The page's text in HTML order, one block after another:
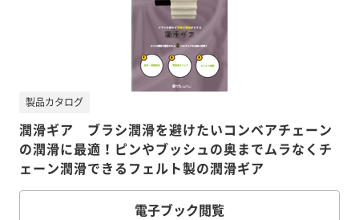
潤滑ギア ブラシ潤滑を避けたいコンベアチェーン
の潤滑に最適！ピンやブッシュの奥までムラなくチ
ェーン潤滑できるフェルト製の潤滑ギア
製品カタログ
電子ブック閲覧